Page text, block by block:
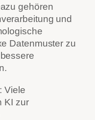
gehören
und
Datenmuster zu
: Viele
KI zur